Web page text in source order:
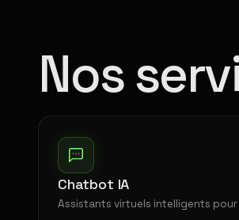
Nos
Chatbot IA
Assistants virtuels intelligents